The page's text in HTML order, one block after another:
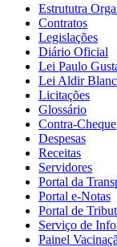
Estrututra
Contratos
Legislações
Diário Oficial
Lei Paulo
Lei Aldir Blanc
Licitações
Glossário
Contra-Cheque
Despesas
Receitas
Servidores
Portal da
Portal e-Notas
Portal de
Serviço de
Painel